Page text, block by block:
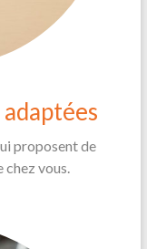
proposent de
chez vous.